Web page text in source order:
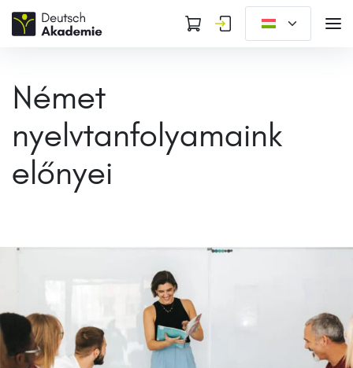
Német
nyelvtanfolyamaink
előnyei